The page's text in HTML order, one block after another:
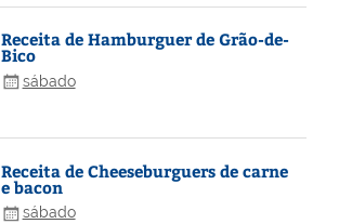
Receita de Hamburguer de Grão-de-
Bico
sábado
Receita de Cheeseburguers de carne
e bacon
sábado